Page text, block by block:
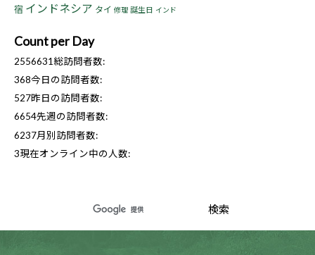
宿 インドネシア タイ 修理 誕生日 インド
Count per Day
2556631総訪問者数:
368今日の訪問者数:
527昨日の訪問者数:
6654先週の訪問者数:
6237月別訪問者数:
3現在オンライン中の人数: